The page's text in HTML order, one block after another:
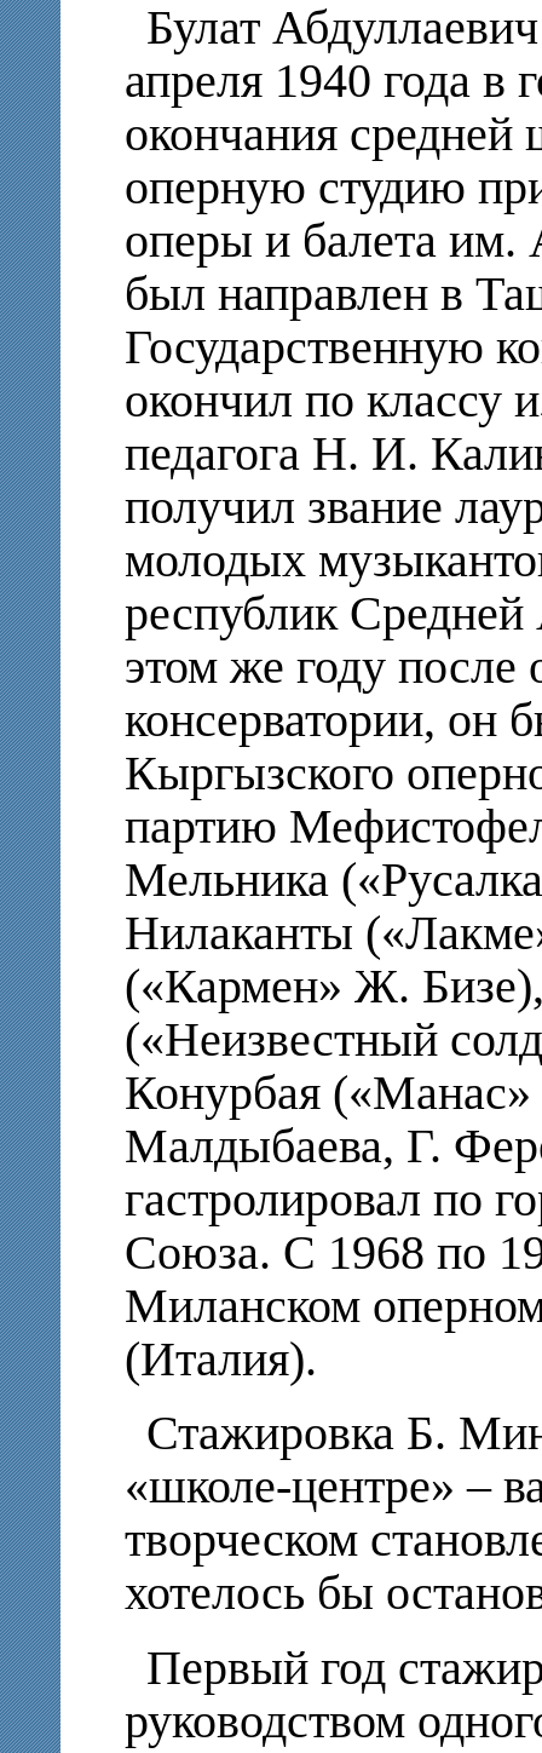
Булат
апреля 1940 года в
окончания
оперную студию
оперы и балета
был направлен в
Государственную
окончил по классу
педагога Н. И.
получил звание
молодых
республик
этом же году после
консерватории, он
Кыргызского
партию
Мельника
Нилаканты
(«Кармен» Ж.
(«Неизвестный
Конурбая
Малдыбаева, Г.
гастролировал по
Союза. С 1968 по
Миланском
(Италия).
Стажировка Б.
«школе-центре» –
творческом
хотелось бы
Первый год
руководством